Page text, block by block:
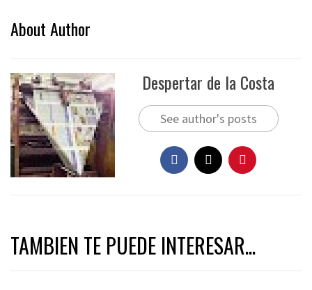
About Author
Despertar de la Costa
See author's posts
TAMBIEN TE PUEDE INTERESAR...